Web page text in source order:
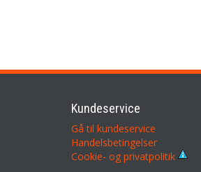
Kundeservice
Gå til kundeservice
Handelsbetingelser
Cookie- og privatpolitik